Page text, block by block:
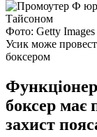
Фото: Getty Images
Усик може
боксером
боксер має
захист